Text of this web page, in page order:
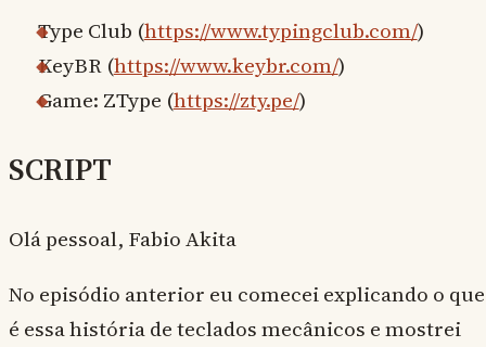
Type Club (https://www.typingclub.com/)
KeyBR (https://www.keybr.com/)
Game: ZType (https://zty.pe/)
SCRIPT
Olá pessoal, Fabio Akita
No episódio anterior eu comecei explicando o que
é essa história de teclados mecânicos e mostrei